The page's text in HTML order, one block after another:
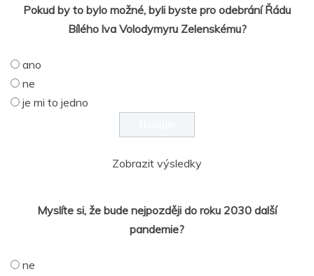
Pokud by to bylo možné, byli byste pro odebrání Řádu
Bílého lva Volodymyru Zelenskému?
ano
ne
je mi to jedno
Zobrazit výsledky
Myslíte si, že bude nejpozději do roku 2030 další
pandemie?
ne